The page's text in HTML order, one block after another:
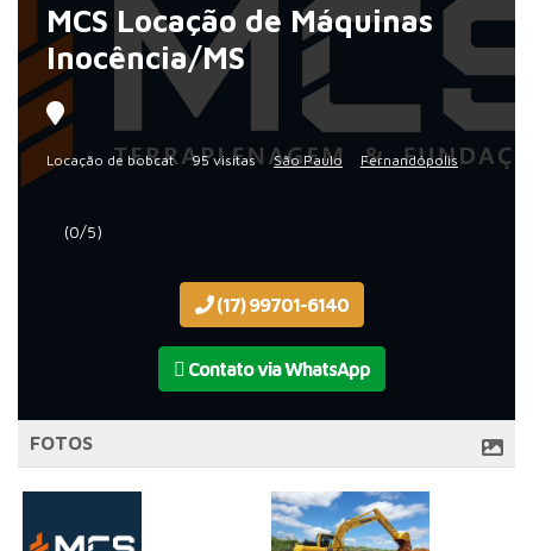
MCS Locação de Máquinas
Inocência/MS
Locação de bobcat 95 visitas São Paulo Fernandópolis
(0/5)
(17) 99701-6140
Contato via WhatsApp
FOTOS